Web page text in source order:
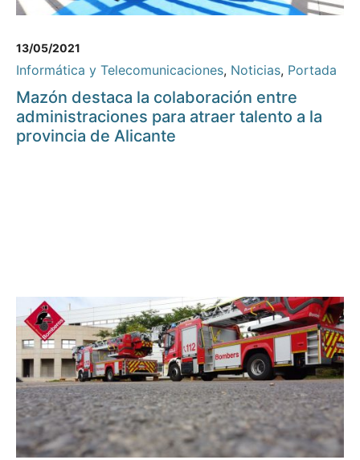
13/05/2021
Informática y Telecomunicaciones, Noticias, Portada
Mazón destaca la colaboración entre
administraciones para atraer talento a la
provincia de Alicante